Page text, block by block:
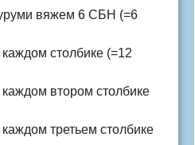
вяжем 6 СБН (=6
каждом столбике (=12
втором столбике
третьем столбике